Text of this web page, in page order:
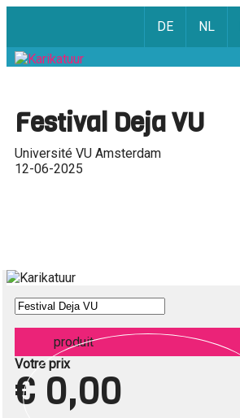
DE NL
Festival Deja VU
Université VU Amsterdam
12-06-2025
produit
Votre prix
€ 0,00